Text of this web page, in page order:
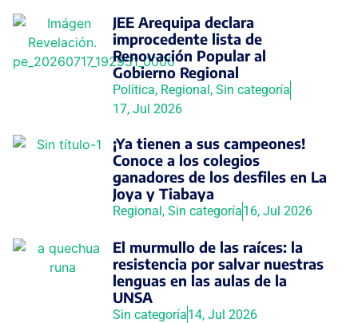
JEE Arequipa declara
improcedente lista de
Renovación Popular al
Gobierno Regional
Política, Regional, Sin categoría
17, Jul 2026
¡Ya tienen a sus campeones!
Conoce a los colegios
ganadores de los desfiles en La
Joya y Tiabaya
Regional, Sin categoría16, Jul 2026
El murmullo de las raíces: la
resistencia por salvar nuestras
lenguas en las aulas de la
UNSA
Sin categoría14, Jul 2026